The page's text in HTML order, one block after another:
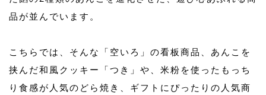
品が並んでいます。
こちらでは、そんな「空いろ」の看板商品、あんこを
挟んだ和風クッキー「つき」や、米粉を使ったもっち
り食感が人気のどら焼き、ギフトにぴったりの人気商